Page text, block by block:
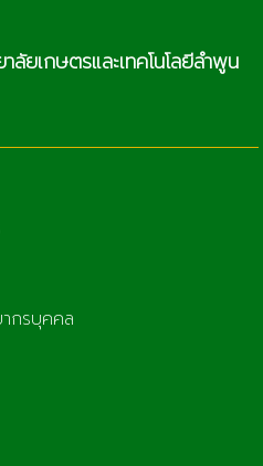
ลัยเกษตรและเทคโนโลยีลำพูน
กรบุคคล